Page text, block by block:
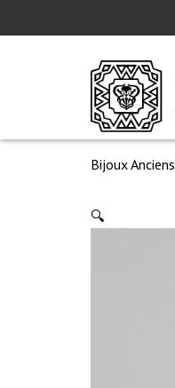
Bijoux Anciens
🔍